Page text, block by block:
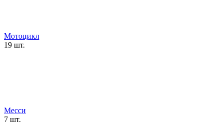
Мотоцикл
19 шт.
Месси
7 шт.